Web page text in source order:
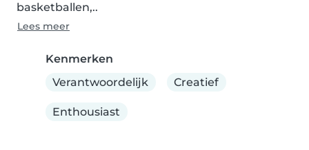
basketballen,..
Lees meer
Kenmerken
Verantwoordelijk
Creatief
Enthousiast